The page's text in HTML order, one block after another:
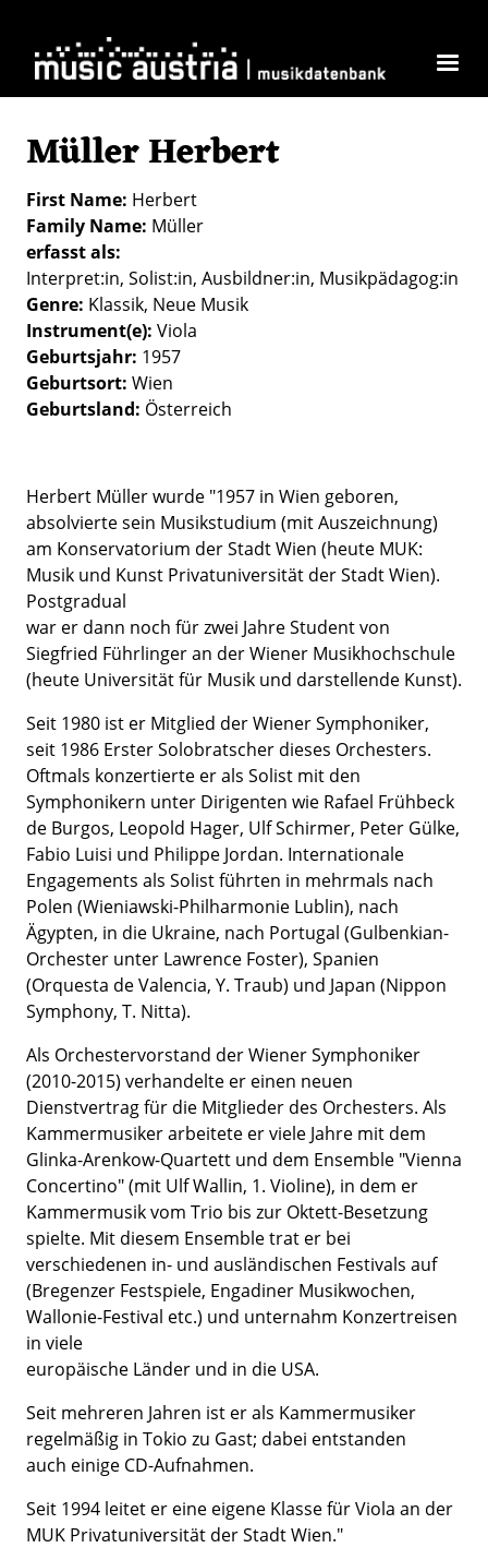
Müller Herbert
First Name Herbert
Family Name Müller
erfasst als
Interpret:in Solist:in Ausbildner:in Musikpädagog:in
Genre Klassik Neue Musik
Instrument(e) Viola
Geburtsjahr 1957
Geburtsort Wien
Geburtsland Österreich
Herbert Müller wurde "1957 in Wien geboren,
absolvierte sein Musikstudium (mit Auszeichnung)
am Konservatorium der Stadt Wien (heute MUK:
Musik und Kunst Privatuniversität der Stadt Wien).
Postgradual
war er dann noch für zwei Jahre Student von
Siegfried Führlinger an der Wiener Musikhochschule
(heute Universität für Musik und darstellende Kunst).
Seit 1980 ist er Mitglied der Wiener Symphoniker,
seit 1986 Erster Solobratscher dieses Orchesters.
Oftmals konzertierte er als Solist mit den
Symphonikern unter Dirigenten wie Rafael Frühbeck
de Burgos, Leopold Hager, Ulf Schirmer, Peter Gülke,
Fabio Luisi und Philippe Jordan. Internationale
Engagements als Solist führten in mehrmals nach
Polen (Wieniawski-Philharmonie Lublin), nach
Ägypten, in die Ukraine, nach Portugal (Gulbenkian-
Orchester unter Lawrence Foster), Spanien
(Orquesta de Valencia, Y. Traub) und Japan (Nippon
Symphony, T. Nitta).
Als Orchestervorstand der Wiener Symphoniker
(2010-2015) verhandelte er einen neuen
Dienstvertrag für die Mitglieder des Orchesters. Als
Kammermusiker arbeitete er viele Jahre mit dem
Glinka-Arenkow-Quartett und dem Ensemble "Vienna
Concertino" (mit Ulf Wallin, 1. Violine), in dem er
Kammermusik vom Trio bis zur Oktett-Besetzung
spielte. Mit diesem Ensemble trat er bei
verschiedenen in- und ausländischen Festivals auf
(Bregenzer Festspiele, Engadiner Musikwochen,
Wallonie-Festival etc.) und unternahm Konzertreisen
in viele
europäische Länder und in die USA.
Seit mehreren Jahren ist er als Kammermusiker
regelmäßig in Tokio zu Gast; dabei entstanden
auch einige CD-Aufnahmen.
Seit 1994 leitet er eine eigene Klasse für Viola an der
MUK Privatuniversität der Stadt Wien."